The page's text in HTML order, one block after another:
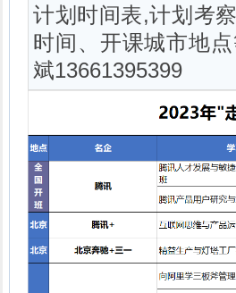
计划时间表,计划考
时间、开课城市地
斌13661395399